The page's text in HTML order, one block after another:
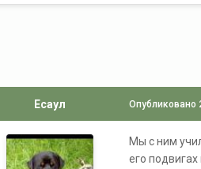
Есаул Опубликовано
Мы с ним
его